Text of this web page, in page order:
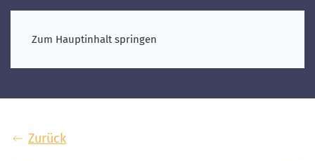
Zum Hauptinhalt springen
Zurück